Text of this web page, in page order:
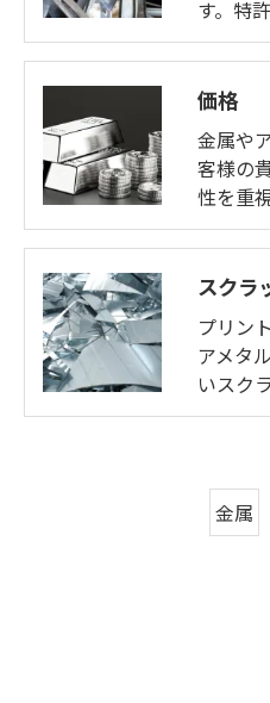
す。特
価格
金属や
客様の
性を重
スクラ
プリン
アメタ
いスク
金属